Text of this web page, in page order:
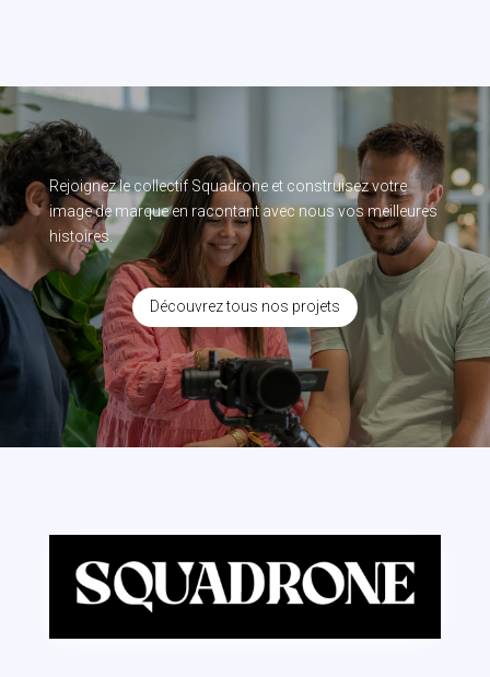
Rejoignez le collectif Squadrone et construisez votre
image de marque en racontant avec nous vos meilleures
histoires.
Découvrez tous nos projets